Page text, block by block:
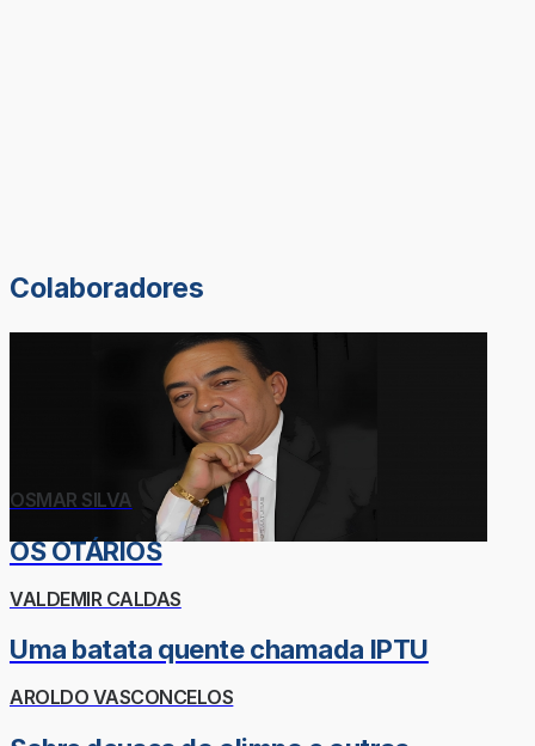
Colaboradores
OSMAR SILVA
OS OTÁRIOS
VALDEMIR CALDAS
Uma batata quente chamada IPTU
AROLDO VASCONCELOS